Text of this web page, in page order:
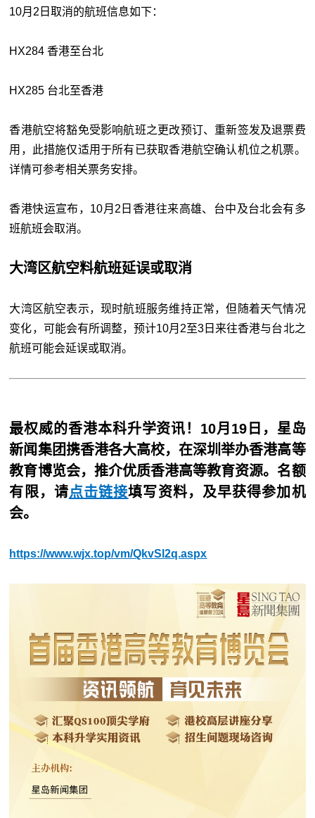
10月2日取消的航班信息如下：
HX284 香港至台北
HX285 台北至香港
香港航空将豁免受影响航班之更改预订、重新签发及退票费
用，此措施仅适用于所有已获取香港航空确认机位之机票。
详情可参考相关票务安排。
香港快运宣布，10月2日香港往来高雄、台中及台北会有多
班航班会取消。
大湾区航空料航班延误或取消
大湾区航空表示，现时航班服务维持正常，但随着天气情况
变化，可能会有所调整，预计10月2至3日来往香港与台北之
航班可能会延误或取消。
最权威的香港本科升学资讯！10月19日，星岛
新闻集团携香港各大高校，在深圳举办香港高等
教育博览会，推介优质香港高等教育资源。名额
有限，请点击链接填写资料，及早获得参加机
会。
https://www.wjx.top/vm/QkvSl2q.aspx